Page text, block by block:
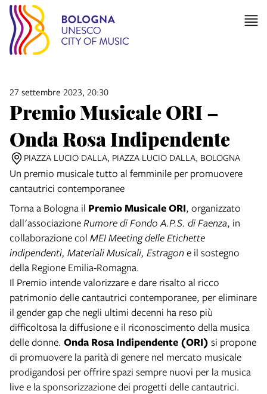
27 settembre 2023, 20:30
Premio Musicale ORI –
Onda Rosa Indipendente
PIAZZA LUCIO DALLA, PIAZZA LUCIO DALLA, BOLOGNA
Un premio musicale tutto al femminile per promuovere
cantautrici contemporanee
Torna a Bologna il Premio Musicale ORI, organizzato
dall'associazione Rumore di Fondo A.P.S. di Faenza, in
collaborazione col MEI Meeting delle Etichette
indipendenti, Materiali Musicali, Estragone il sostegno
della Regione Emilia-Romagna.
Il Premio intende valorizzare e dare risalto al ricco
patrimonio delle cantautrici contemporanee, per eliminare
il gender gap che negli ultimi decenni ha reso più
difficoltosa la diffusione e il riconoscimento della musica
delle donne. Onda Rosa Indipendente (ORI) si propone
di promuovere la parità di genere nel mercato musicale
prodigandosi per offrire spazi sempre nuovi per la musica
live e la sponsorizzazione dei progetti delle cantautrici.